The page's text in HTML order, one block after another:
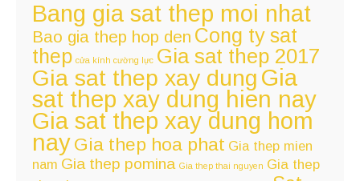
Bang gia sat thep moi nhat
Bao gia thep hop den Cong ty sat
thep cửa kính cường lực Gia sat thep 2017
Gia sat thep xay dung Gia
sat thep xay dung hien nay
Gia sat thep xay dung hom
nayGia thep hoa phat Gia thep mien
nam Gia thep pomina Gia thep thai nguyen Gia thep